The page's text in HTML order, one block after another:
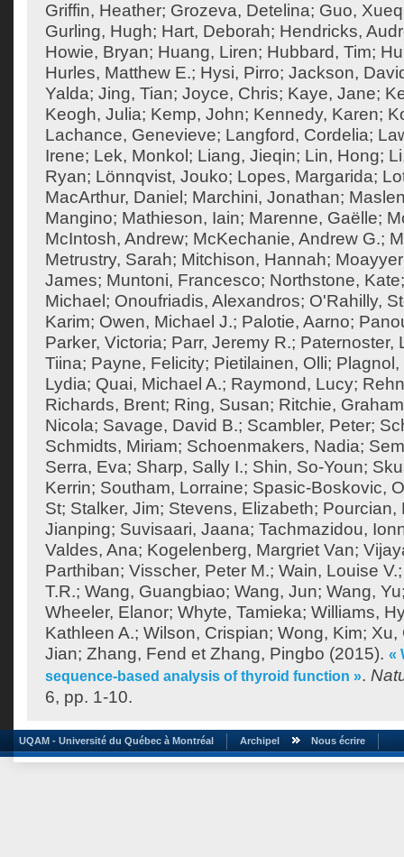
Griffin, Heather; Grozeva, Detelina; Guo,
Gurling, Hugh; Hart, Deborah; Hendricks,
Howie, Bryan; Huang, Liren; Hubbard, Tim;
Hurles, Matthew E.; Hysi, Pirro; Jackson,
Yalda; Jing, Tian; Joyce, Chris; Kaye, Jane;
Keogh, Julia; Kemp, John; Kennedy, Karen;
Lachance, Genevieve; Langford, Cordelia;
Irene; Lek, Monkol ; Liang, Jieqin; Lin, Hong;
Ryan; Lönnqvist, Jouko; Lopes, Margarida;
MacArthur, Daniel ; Marchini, Jonathan;
Mangino; Mathieson, Iain; Marenne, Gaëlle;
McIntosh, Andrew; McKechanie, Andrew G.;
Metrustry, Sarah; Mitchison, Hannah;
James; Muntoni, Francesco; Northstone, Kate
Michael ; Onoufriadis, Alexandros; O'Rahilly,
Karim; Owen, Michael J.; Palotie, Aarno;
Parker, Victoria; Parr, Jeremy R.; Paternoster,
Tiina; Payne, Felicity; Pietilainen, Olli;
Lydia; Quai, Michael A.; Raymond, Lucy;
Richards, Brent; Ring, Susan; Ritchie,
Nicola; Savage, David B.; Scambler, Peter;
Schmidts, Miriam; Schoenmakers, Nadia;
Serra, Eva; Sharp, Sally I.; Shin, So-Youn;
Kerrin; Southam, Lorraine; Spasic-Boskovic,
St; Stalker, Jim; Stevens, Elizabeth; Pourcian,
Jianping; Suvisaari, Jaana; Tachmazidou,
Valdes, Ana; Kogelenberg, Margriet Van;
Parthiban; Visscher, Peter M.; Wain, Louise V.
T.R.; Wang, Guangbiao; Wang, Jun; Wang, Yu
Wheeler, Elanor; Whyte, Tamieka; Williams,
Kathleen A.; Wilson, Crispian; Wong, Kim; Xu,
Jian; Zhang, Fend et Zhang, Pingbo (2015). «
sequence-based analysis of thyroid function ».
6, pp. 1-10.
UQAM - Université du Québec à Montréal Archipel Nous écrire